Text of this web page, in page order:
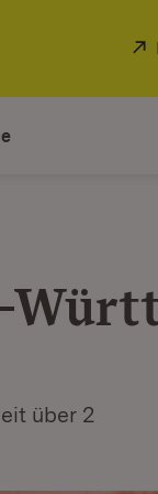
über 2